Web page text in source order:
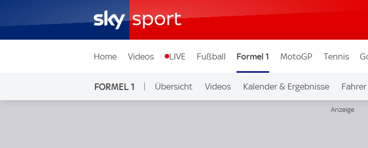
Home Videos LIVE Fußball Formel 1 MotoGP Tennis
FORMEL 1 Übersicht Videos Kalender & Ergebnisse